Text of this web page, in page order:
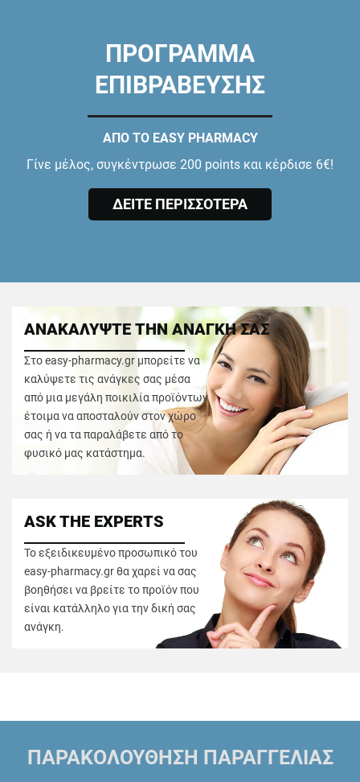
ΠΡΟΓΡΑΜΜΑ
ΕΠΙΒΡΑΒΕΥΣΗΣ
ΑΠΟ ΤΟ EASY PHARMACY
Γίνε μέλος, συγκέντρωσε 200 points και κέρδισε 6€!
ΔΕΙΤΕ ΠΕΡΙΣΣΟΤΕΡΑ
ΑΝΑΚΑΛΥΨΤΕ ΤΗΝ ΑΝΑΓΚΗ ΣΑΣ
Στο easy-pharmacy.gr μπορείτε να
καλύψετε τις ανάγκες σας μέσα
από μια μεγάλη ποικιλία προϊόντων
έτοιμα να αποσταλούν στον χώρο
σας ή να τα παραλάβετε από το
φυσικό μας κατάστημα.
ASK THE EXPERTS
Το εξειδικευμένο προσωπικό του
easy-pharmacy.gr θα χαρεί να σας
βοηθήσει να βρείτε το προϊόν που
είναι κατάλληλο για την δική σας
ανάγκη.
ΠΑΡΑΚΟΛΟΥΘΗΣΗ ΠΑΡΑΓΓΕΛΙΑΣ